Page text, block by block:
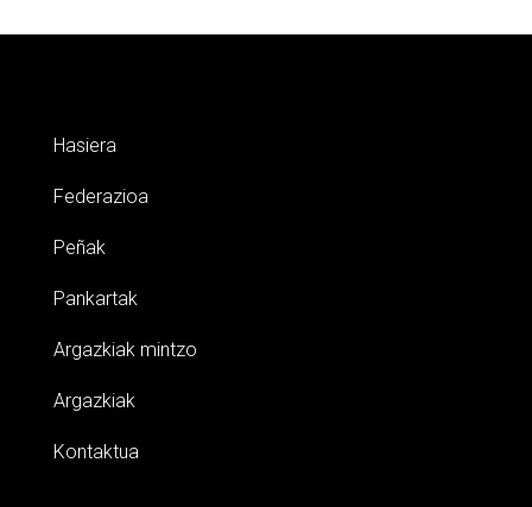
Hasiera
Federazioa
Peñak
Pankartak
Argazkiak mintzo
Argazkiak
Kontaktua